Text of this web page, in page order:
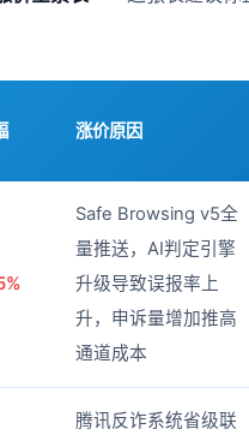
涨价原因
Safe Browsing v5全
量推送，AI判定引擎
升级导致误报率上
升，申诉量增加推高
通道成本
腾讯反诈系统省级联